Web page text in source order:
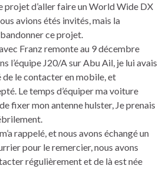
projet d’aller faire un World Wide DX
avions étés invités, mais la
ce projet.
Franz remonte au 9 décembre
l’équipe J20/A sur Abu Ail, je lui avais
le contacter en mobile, et
Le temps d’équiper ma voiture
fixer mon antenne hulster, Je prenais
rappelé, et nous avons échangé un
pour le remercier, nous avons
régulièrement et de là est née